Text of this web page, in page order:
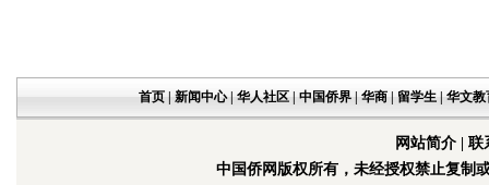
首页| 新闻中心| 华人社区| 中国侨界| 华商| 留学生| 华文教
网站简介| 联
中国侨网版权所有，未经授权禁止复制